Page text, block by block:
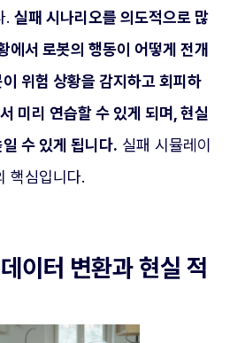
. 실패 시나리오를 의도적으로 많
에서 로봇의 행동이 어떻게 전개
위험 상황을 감지하고 회피하
미리 연습할 수 있게 되며, 현실
수 있게 됩니다. 실패 시뮬레이
핵심입니다.
터 변환과 현실 적